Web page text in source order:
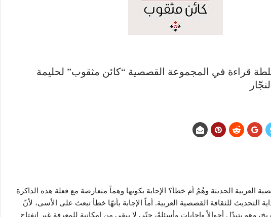
قراءة في المجموعة القصصية “كائن مثقوب” لحليمة
العربية الحديثة وهُمٌ أم خطأ؟ الإجابة بكونها وهماً متعارضة مع فعلة هذه الذاكرة
التحديث للثقافة القصصية العربية. أماّ الإجابة بأنهّا خطأ تبعث على الأسى، لأنّ
وهو يتبدّل أحوالاً وإجابات وأسئلةً، حتّى لا يبقى من إمكانية للمعرفة غير انفتاح